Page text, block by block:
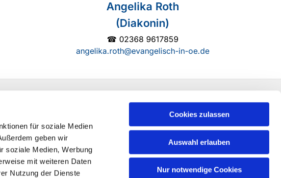
für soziale Medien
geben wir
soziale Medien, Werbung
mit weiteren Daten
Nutzung der Dienste
Cookies zulassen
Auswahl erlauben
Nur notwendige Cookies
Angelika Roth
(Diakonin)
☎ 02368 9617859
angelika.roth@evangelisch-in-oe.de